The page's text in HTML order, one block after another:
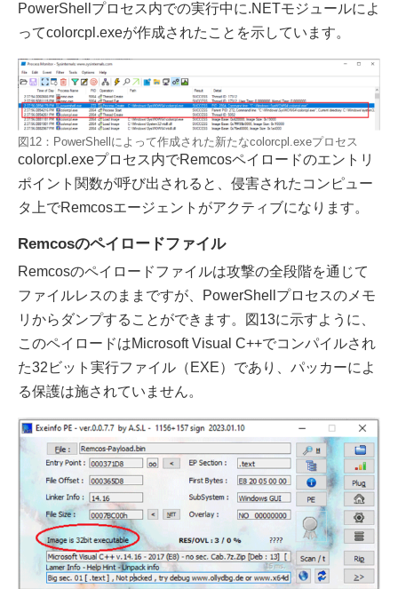
PowerShellプロセス内での実行中に.NETモジュールによ
ってcolorcpl.exeが作成されたことを示しています。
図12：PowerShellによって作成された新たなcolorcpl.exeプロセス
colorcpl.exeプロセス内でRemcosペイロードのエントリ
ポイント関数が呼び出されると、侵害されたコンピュー
タ上でRemcosエージェントがアクティブになります。
Remcosのペイロードファイル
Remcosのペイロードファイルは攻撃の全段階を通じて
ファイルレスのままですが、PowerShellプロセスのメモ
リからダンプすることができます。図13に示すように、
このペイロードはMicrosoft Visual C++でコンパイルされ
た32ビット実行ファイル（EXE）であり、パッカーによ
る保護は施されていません。